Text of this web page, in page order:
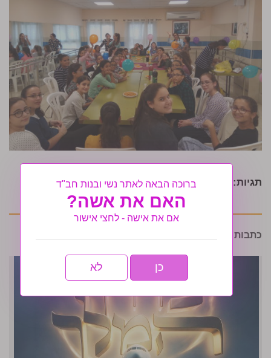
תגיות: הנבחרת,לוד, תנועת הנוער צבאות השם
כתבות נוספות שיעניינו אותך:
ברוכה הבאה לאתר נשי ובנות חב"ד
האם את אשה?
אם את אישה - לחצי אישור
כן לא